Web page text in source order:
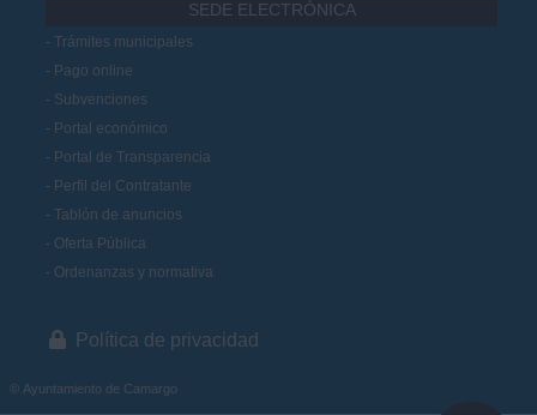
SEDE ELECTRÓNICA
Trámites municipales
Pago online
Subvenciones
Portal económico
Portal de Transparencia
Perfil del Contratante
Tablón de anuncios
Oferta Pública
Ordenanzas y normativa
Política de privacidad
© Ayuntamiento de Camargo